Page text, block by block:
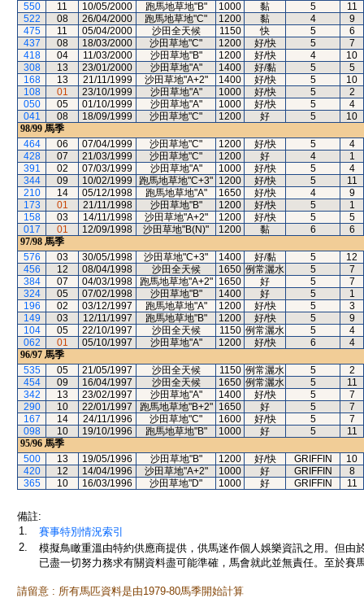
550
11 10/05/2000 跑馬地草地"B" 1000 黏 5
11
522
08 26/04/2000 跑馬地草地"C" 1200 黏 4
9
475
11 05/04/2000 沙田全天候 1150 快 5
6
437
08 18/03/2000 沙田草地"C" 1200 好/快 5
7
418
04 11/03/2000 沙田草地"B" 1200 好/快 4
10
308
13 23/01/2000 沙田草地"A" 1400 好/黏 5
5
168
13 21/11/1999 沙田草地"A+2" 1400 好/快 5
10
108
01 23/10/1999 沙田草地"A" 1000 好/快 5
2
050
05 01/10/1999 沙田草地"A" 1000 好/快 5
4
041
08 18/09/1999 沙田草地"C" 1200 好 5
10
98/99 馬季
464
06 07/04/1999 沙田草地"C" 1200 好/快 5
4
428
07 21/03/1999 沙田草地"C" 1200 好 4
1
391
02 07/03/1999 沙田草地"A" 1000 好/快 5
4
344
09 10/02/1999 跑馬地草地"C+3" 1200 好/快 5
11
210
14 05/12/1998 跑馬地草地"A" 1650 好/快 4
9
173
01 21/11/1998 沙田草地"B" 1200 好/快 5
1
158
03 14/11/1998 沙田草地"A+2" 1200 好/快 5
5
017
01 12/09/1998 沙田草地"B(N)" 1200 黏 6
6
97/98 馬季
576
03 30/05/1998 沙田草地"C+3" 1400 好/黏 5
12
456
12 08/04/1998 沙田全天候 1650 例常灑水 5
7
384
07 04/03/1998 跑馬地草地"A+2" 1650 好 5
7
324
05 07/02/1998 沙田草地"B" 1400 好 5
1
196
02 03/12/1997 跑馬地草地"A" 1200 好/快 5
3
149
03 12/11/1997 跑馬地草地"B" 1200 好/快 5
9
104
05 22/10/1997 沙田全天候 1150 例常灑水 5
4
062
01 05/10/1997 沙田草地"A" 1200 好/快 6
4
96/97 馬季
535
05 21/05/1997 沙田全天候 1150 例常灑水 5
2
454
09 16/04/1997 沙田全天候 1650 例常灑水 5
11
342
13 23/02/1997 沙田草地"A" 1400 好/快 5
7
290
10 22/01/1997 跑馬地草地"B+2" 1650 好 5
7
167
14 24/11/1996 沙田草地"C" 1600 好/快 5
7
098
10 19/10/1996 跑馬地草地"B" 1000 好 5
11
95/96 馬季
500
13 19/05/1996 沙田草地"B" 1200 好/快 GRIFFIN
10
420
12 14/04/1996 沙田草地"A+2" 1000 好 GRIFFIN
8
365
10 16/03/1996 沙田草地"D" 1000 好 GRIFFIN 11
備註:
1.
賽事特別情況索引
2.
模擬鳥瞰重溫由特約供應商提供，供馬迷作個人娛樂資訊之用。但
已盡一切努力務求有關資料盡可能準確，馬會就此並無責任。至於賽
請留意 : 所有馬匹資料是由1979-80馬季開始計算